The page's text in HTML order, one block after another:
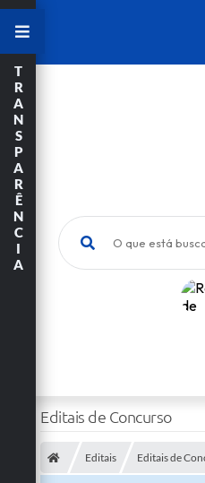
O que está buscando?
T
R
A
N
S
P
A
R
Ê
N
C
I
A
Editais de Concurso
Editais Editais de